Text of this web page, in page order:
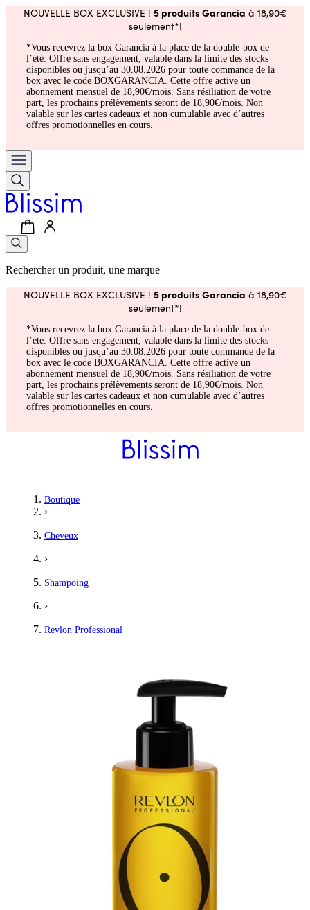
NOUVELLE BOX EXCLUSIVE ! 5 produits Garancia à 18,90€
seulement*!
*Vous recevrez la box Garancia à la place de la double-box de
l’été. Offre sans engagement, valable dans la limite des stocks
disponibles ou jusqu’au 30.08.2026 pour toute commande de la
box avec le code BOXGARANCIA. Cette offre active un
abonnement mensuel de 18,90€/mois. Sans résiliation de votre
part, les prochains prélèvements seront de 18,90€/mois. Non
valable sur les cartes cadeaux et non cumulable avec d’autres
offres promotionnelles en cours.
Rechercher un produit, une marque
NOUVELLE BOX EXCLUSIVE ! 5 produits Garancia à 18,90€
seulement*!
*Vous recevrez la box Garancia à la place de la double-box de
l’été. Offre sans engagement, valable dans la limite des stocks
disponibles ou jusqu’au 30.08.2026 pour toute commande de la
box avec le code BOXGARANCIA. Cette offre active un
abonnement mensuel de 18,90€/mois. Sans résiliation de votre
part, les prochains prélèvements seront de 18,90€/mois. Non
valable sur les cartes cadeaux et non cumulable avec d’autres
offres promotionnelles en cours.
Boutique
›
Cheveux
›
Shampoing
›
Revlon Professional